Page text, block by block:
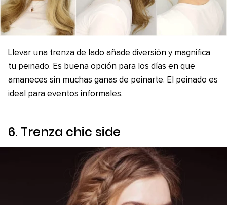
Llevar una trenza de lado añade diversión y magnifica
tu peinado. Es buena opción para los días en que
amaneces sin muchas ganas de peinarte. El peinado es
ideal para eventos informales.
6. Trenza chic side